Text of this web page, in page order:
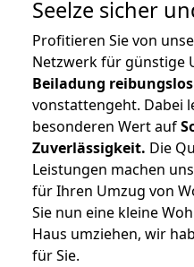
Seelze sicher
Profitieren Sie von
Netzwerk für günstige
Beiladung
vonstattengeht. Dabei
besonderen Wert auf
Zuverlässigkeit. Die
Leistungen machen
für Ihren Umzug von
Sie nun eine kleine
Haus umziehen, wir
für Sie.